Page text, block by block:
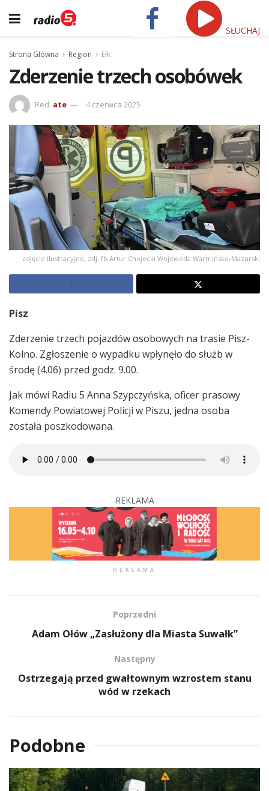
SŁUCHAJ
Strona Główna Region Ełk
Zderzenie trzech osobówek
Red. ate 4 czerwca 2025
zdjęcie ilustracyjne, zdj. fb Artur Chojecki Wojewoda Warmińsko-Mazurski
Pisz
Zderzenie trzech pojazdów osobowych na trasie Pisz-
Kolno. Zgłoszenie o wypadku wpłynęło do służb w
środę (4.06) przed godz. 9.00.
Jak mówi Radiu 5 Anna Szypczyńska, oficer prasowy
Komendy Powiatowej Policji w Piszu, jedna osoba
została poszkodowana.
REKLAMA
REKLAMA
Poprzedni
Adam Ołów „Zasłużony dla Miasta Suwałk”
Następny
Ostrzegają przed gwałtownym wzrostem stanu
wód w rzekach
Podobne